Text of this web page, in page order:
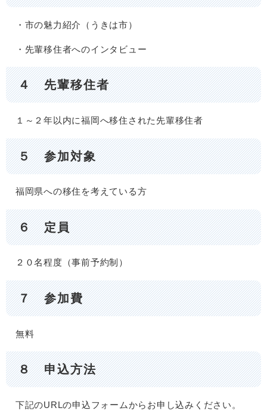
・市の魅力紹介（うきは市）
・先輩移住者へのインタビュー
４ 先輩移住者
１～２年以内に福岡へ移住された先輩移住者
５ 参加対象
福岡県への移住を考えている方
６ 定員
２０名程度（事前予約制）
７ 参加費
無料
８ 申込方法
下記のURLの申込フォームからお申し込みください。